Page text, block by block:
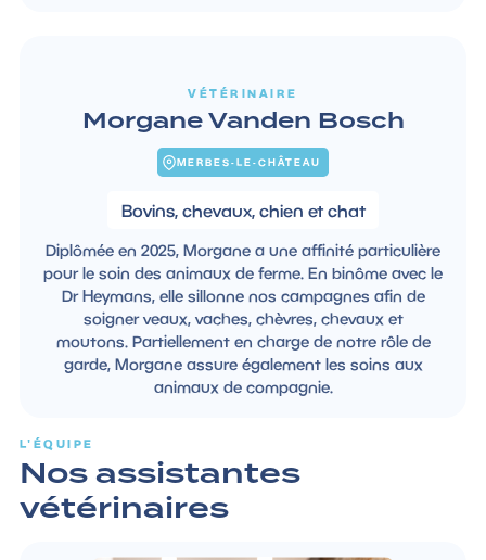
VÉTÉRINAIRE
Morgane Vanden Bosch
MERBES-LE-CHÂTEAU
Bovins, chevaux, chien et chat
Diplômée en 2025, Morgane a une affinité particulière
pour le soin des animaux de ferme. En binôme avec le
Dr Heymans, elle sillonne nos campagnes afin de
soigner veaux, vaches, chèvres, chevaux et
moutons. Partiellement en charge de notre rôle de
garde, Morgane assure également les soins aux
animaux de compagnie.
L'ÉQUIPE
Nos assistantes
vétérinaires